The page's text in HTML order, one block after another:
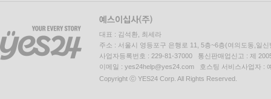
대표 : 김석환, 최세라
주소 : 서울시 영등포구 은행로 11, 5층~6층(여의도동,일신
사업자등록번호 : 229-81-37000 통신판매업신고 : 제
이메일 : yes24help@yes24.com 호스팅 서비스사업자 :
Copyright ⓒ YES24 Corp. All Rights Reserved.